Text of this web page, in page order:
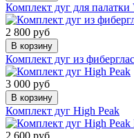
Комплект дуг для
2 800 руб
В корзину
Комплект дуг из
3 000 руб
В корзину
Комплект дуг High Peak
2 600 руб